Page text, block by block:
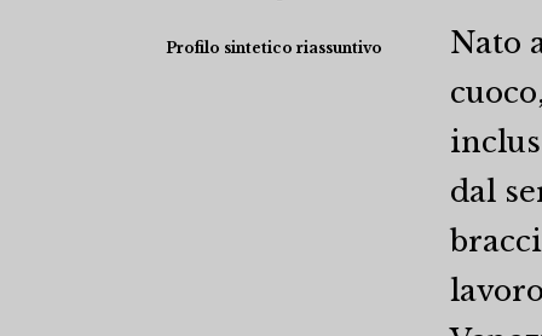
Profilo sintetico riassuntivo
Nato
dal